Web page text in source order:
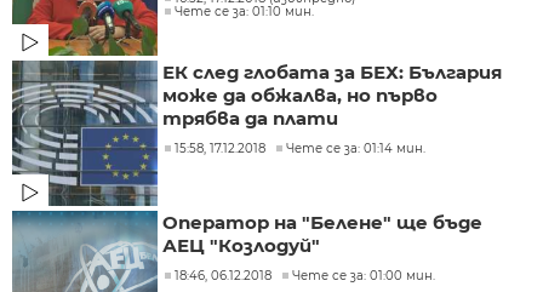
Чете се за: 01:10 мин.
ЕК след глобата за БЕХ: България
може да обжалва, но първо
трябва да плати
15:58, 17.12.2018 Чете се за: 01:14 мин.
Оператор на "Белене" ще бъде
АЕЦ "Козлодуй"
18:46, 06.12.2018 Чете се за: 01:00 мин.